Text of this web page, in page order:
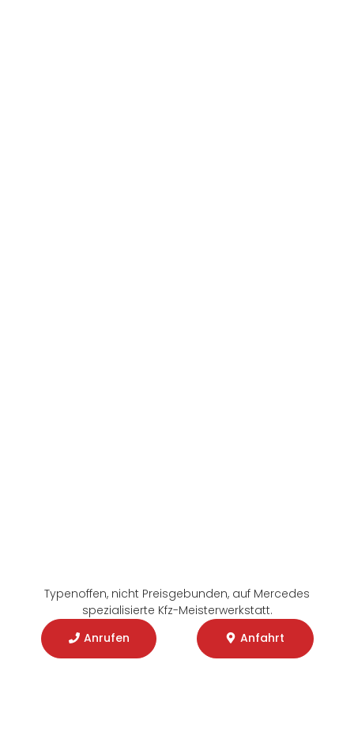
Typenoffen, nicht Preisgebunden, auf Mercedes
spezialisierte Kfz-Meisterwerkstatt.
Anrufen
Anfahrt